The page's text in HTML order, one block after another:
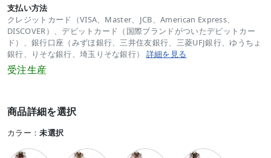
支払い方法
クレジットカード（VISA、Master、JCB、American Express、
DISCOVER）、デビットカード（国際ブランドがついたデビットカー
ド）、銀行口座（みずほ銀行、三井住友銀行、三菱UFJ銀行、ゆうちょ
銀行、りそな銀行、埼玉りそな銀行） 詳細を見る
受注生産
商品詳細を選択
カラー：未選択